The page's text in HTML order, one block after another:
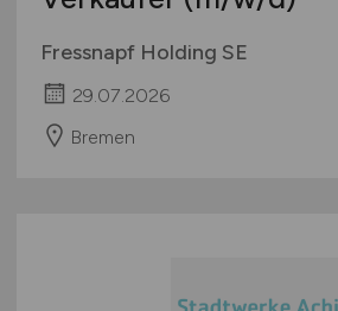
Fressnapf Holding SE
29.07.2026
Bremen